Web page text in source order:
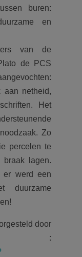
buren:
en
van de
de PCS
aan netheid,
Het
Zo
percelen te
lagen.
er werd een
duurzame
door
: